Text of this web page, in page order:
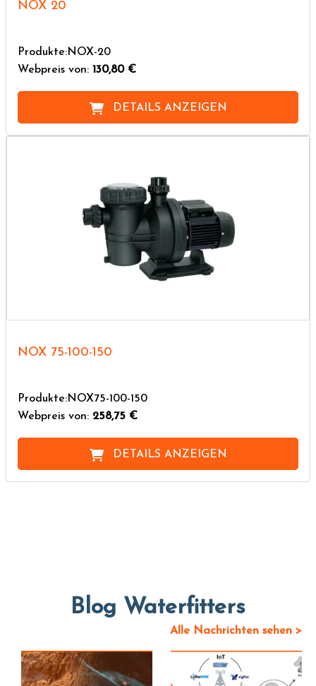
NOX 20
Produkte:NOX-20
Webpreis von: 130,80 €
DETAILS ANZEIGEN
NOX 75-100-150
Produkte:NOX75-100-150
Webpreis von: 258,75 €
DETAILS ANZEIGEN
Blog Waterfitters
Alle Nachrichten sehen >